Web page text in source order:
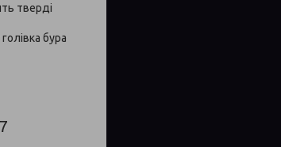
тверді
бура